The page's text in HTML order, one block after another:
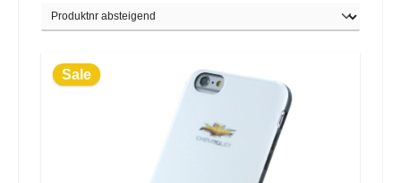
Sale